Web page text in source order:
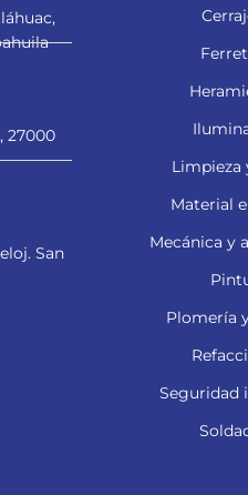
27000
San
Limpieza
Material
Mecánica y
Plomería
Seguridad